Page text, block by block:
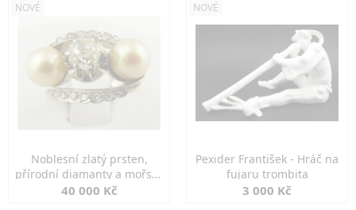
NOVÉ
Noblesní zlatý prsten,
přírodní diamanty a mořské
perly
40 000 Kč
NOVÉ
Pexider František - Hráč na
fujaru trombita
3 000 Kč